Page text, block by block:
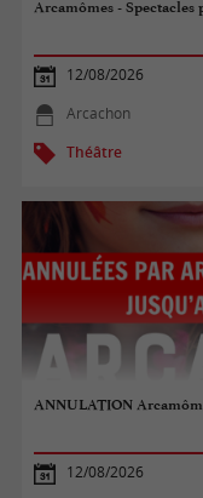
Arcamômes - Spectacles
12/08/2026
Arcachon
Théâtre
ANNULATION
12/08/2026